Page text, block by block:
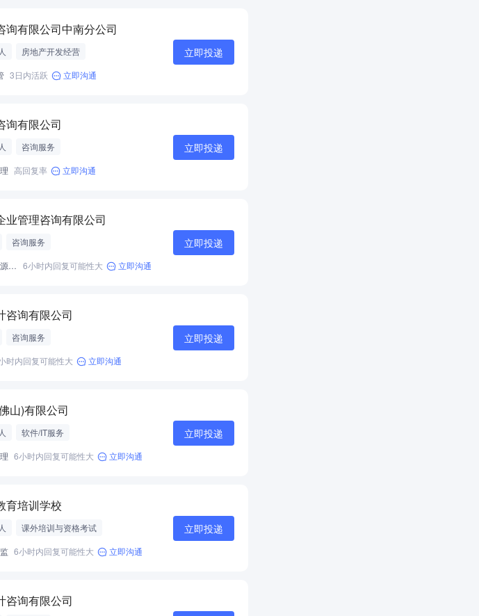
询有限公司中南分公司
房地产开发经营
3日内活跃 立即沟通
立即投递
询有限公司
咨询服务
高回复率 立即沟通
立即投递
业管理咨询有限公司
咨询服务
高女士·人力资源总监 6小时内回复可能性大 立即沟通
立即投递
咨询有限公司
咨询服务
时内回复可能性大 立即沟通
立即投递
山)有限公司
软件/IT服务
6小时内回复可能性大 立即沟通
立即投递
育培训学校
课外培训与资格考试
6小时内回复可能性大 立即沟通
立即投递
咨询有限公司